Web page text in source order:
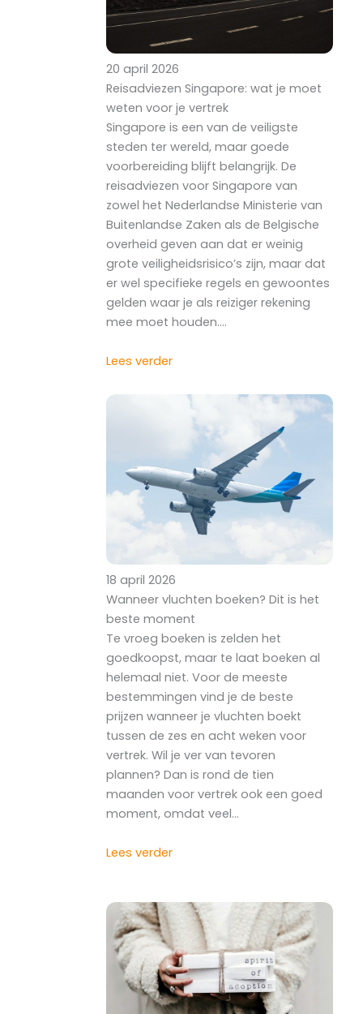
20 april 2026
Reisadviezen Singapore: wat je moet
weten voor je vertrek
Singapore is een van de veiligste
steden ter wereld, maar goede
voorbereiding blijft belangrijk. De
reisadviezen voor Singapore van
zowel het Nederlandse Ministerie van
Buitenlandse Zaken als de Belgische
overheid geven aan dat er weinig
grote veiligheidsrisico’s zijn, maar dat
er wel specifieke regels en gewoontes
gelden waar je als reiziger rekening
mee moet houden.…
Lees verder
18 april 2026
Wanneer vluchten boeken? Dit is het
beste moment
Te vroeg boeken is zelden het
goedkoopst, maar te laat boeken al
helemaal niet. Voor de meeste
bestemmingen vind je de beste
prijzen wanneer je vluchten boekt
tussen de zes en acht weken voor
vertrek. Wil je ver van tevoren
plannen? Dan is rond de tien
maanden voor vertrek ook een goed
moment, omdat veel…
Lees verder